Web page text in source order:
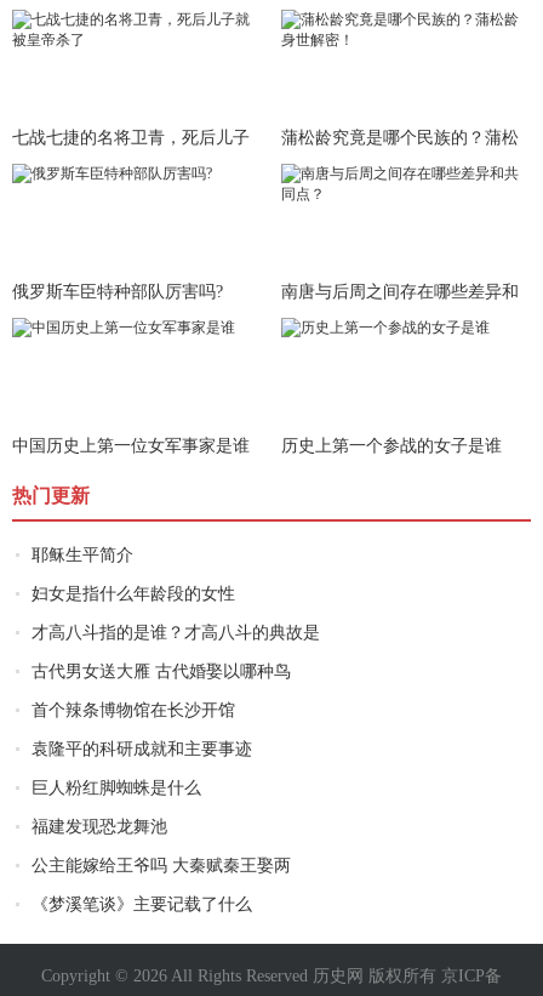
七战七捷的名将卫青，死后儿子
就被皇
蒲松龄究竟是哪个民族的？蒲松
龄身世
俄罗斯车臣特种部队厉害吗?
南唐与后周之间存在哪些差异和
共同
中国历史上第一位女军事家是谁 历史上第一个参战的女子是谁
热门更新
耶稣生平简介
妇女是指什么年龄段的女性
才高八斗指的是谁？才高八斗的典故是
古代男女送大雁 古代婚娶以哪种鸟
首个辣条博物馆在长沙开馆
袁隆平的科研成就和主要事迹
巨人粉红脚蜘蛛是什么
福建发现恐龙舞池
公主能嫁给王爷吗 大秦赋秦王娶两
《梦溪笔谈》主要记载了什么
Copyright © 2026 All Rights Reserved 历史网 版权所有 京ICP备